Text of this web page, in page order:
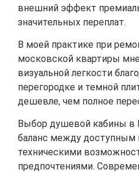
внешний эффект
значительных переплат.
В моей практике при
московской квартиры
визуальной легкости
перегородке и темной
дешевле, чем полное
Выбор душевой кабины в
баланс между доступным
техническими
предпочтениями.